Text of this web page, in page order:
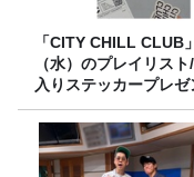
「CITY CHILL CLUB
（水）のプレイリス
入りステッカープレゼ
り